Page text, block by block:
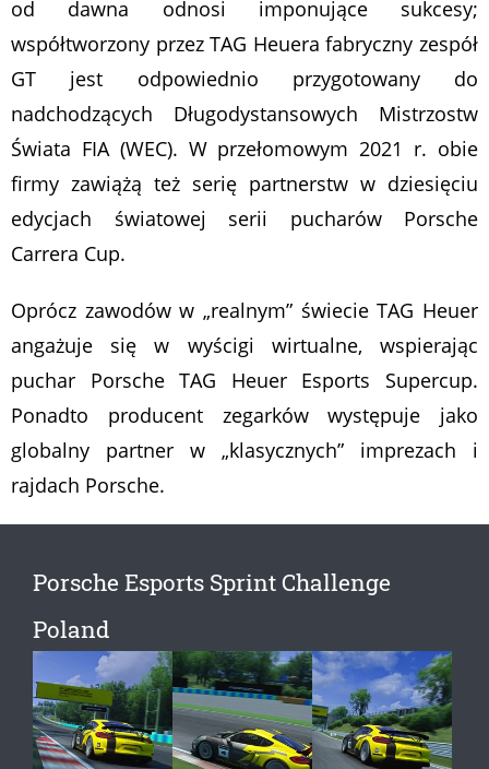
od dawna odnosi imponujące sukcesy;
współtworzony przez TAG Heuera fabryczny zespół
GT jest odpowiednio przygotowany do
nadchodzących Długodystansowych Mistrzostw
Świata FIA (WEC). W przełomowym 2021 r. obie
firmy zawiążą też serię partnerstw w dziesięciu
edycjach światowej serii pucharów Porsche
Carrera Cup.
Oprócz zawodów w „realnym” świecie TAG Heuer
angażuje się w wyścigi wirtualne, wspierając
puchar Porsche TAG Heuer Esports Supercup.
Ponadto producent zegarków występuje jako
globalny partner w „klasycznych” imprezach i
rajdach Porsche.
Porsche Esports Sprint Challenge
Poland